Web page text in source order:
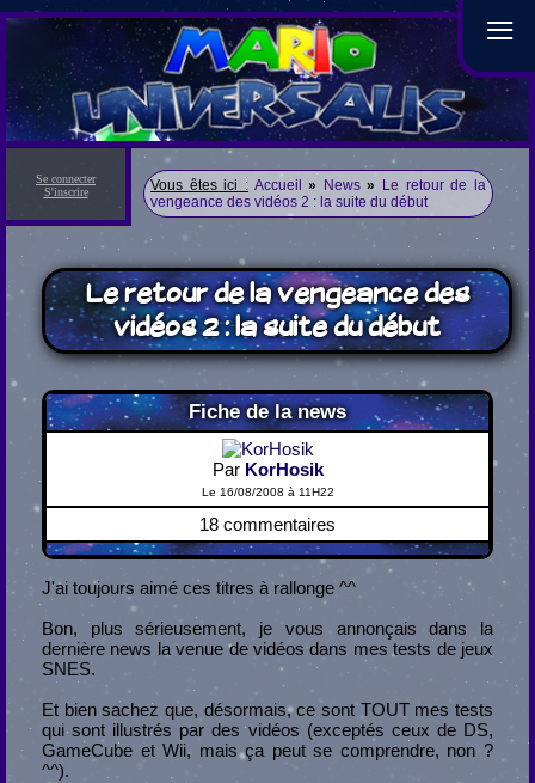
≡
Se connecter
S'inscrire
Vous êtes ici : Accueil » News »
Le retour de la
vengeance des vidéos 2 : la suite du début
Le retour de la vengeance des
vidéos 2 : la suite du début
Fiche de la news
Par KorHosik
Le 16/08/2008 à 11H22
18 commentaires
J'ai toujours aimé ces titres à rallonge ^^
Bon, plus sérieusement, je vous annonçais dans la
dernière news la venue de vidéos dans mes tests de jeux
SNES.
Et bien sachez que, désormais, ce sont TOUT mes tests
qui sont illustrés par des vidéos (exceptés ceux de DS,
GameCube et Wii, mais ça peut se comprendre, non ?
^^).